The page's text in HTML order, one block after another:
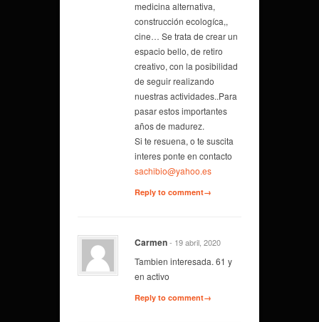
medicina alternativa,
construcción ecologíca,,
cine… Se trata de crear un
espacio bello, de retiro
creativo, con la posibilidad
de seguir realizando
nuestras actividades..Para
pasar estos importantes
años de madurez.
Si te resuena, o te suscita
interes ponte en contacto
sachibio@yahoo.es
Reply to comment→
Carmen- 19 abril, 2020
Tambien interesada. 61 y
en activo
Reply to comment→